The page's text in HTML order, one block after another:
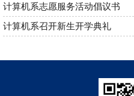
计算机系志愿服务活动倡议书
计算机系召开新生开学典礼